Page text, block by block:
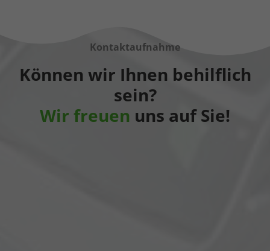
Kontaktaufnahme
Können wir Ihnen behilflich
sein?
Wir freuen uns auf Sie!